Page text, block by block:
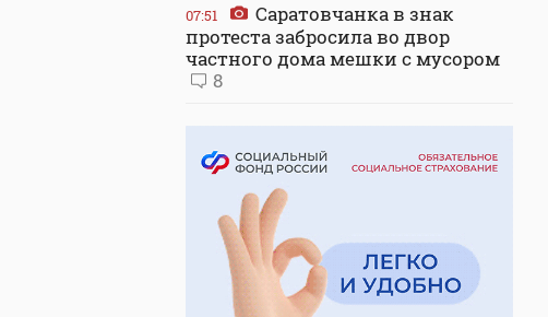
07:51
Саратовчанка в знак
протеста забросила во двор
частного дома мешки с мусором
8